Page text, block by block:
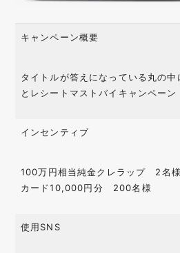
キャンペーン概要
タイトルが答えになっている丸の
とレシートマストバイキャンペーン
インセンティブ
100万円相当純金クレラップ 2名
カード10,000円分 200名様
使用SNS